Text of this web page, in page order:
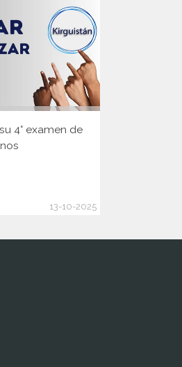
4° examen de
13-10-2025